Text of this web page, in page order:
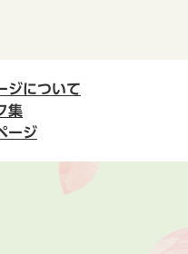
ジについて
集
ージ